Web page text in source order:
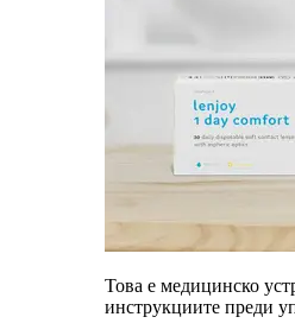
Това е медицинско
инструкциите преди